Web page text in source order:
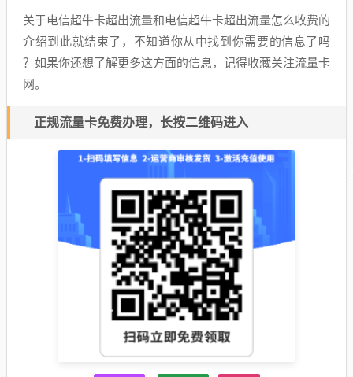
关于电信超牛卡超出流量和电信超牛卡超出流量怎么收费的
介绍到此就结束了，不知道你从中找到你需要的信息了吗
？如果你还想了解更多这方面的信息，记得收藏关注流量卡
网。
正规流量卡免费办理，长按二维码进入